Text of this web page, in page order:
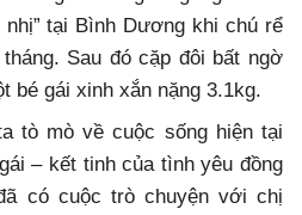
tại Bình Dương khi chú rể
Sau đó cặp đôi bất ngờ
bé gái xinh xắn nặng 3.1kg.
tò mò về cuộc sống hiện tại
– kết tinh của tình yêu đồng
có cuộc trò chuyện với chị